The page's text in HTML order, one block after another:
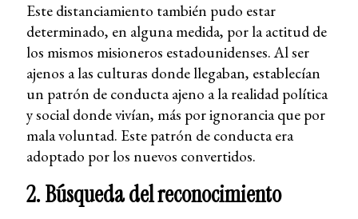
Este distanciamiento también pudo estar
determinado, en alguna medida, por la actitud de
los mismos misioneros estadounidenses. Al ser
ajenos a las culturas donde llegaban, establecían
un patrón de conducta ajeno a la realidad política
y social donde vivían, más por ignorancia que por
mala voluntad. Este patrón de conducta era
adoptado por los nuevos convertidos.
2. Búsqueda del reconocimiento